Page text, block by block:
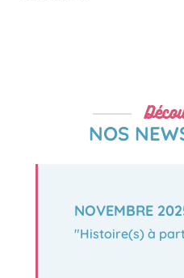
NOS
NOVEMBRE
"Histoire(s) à